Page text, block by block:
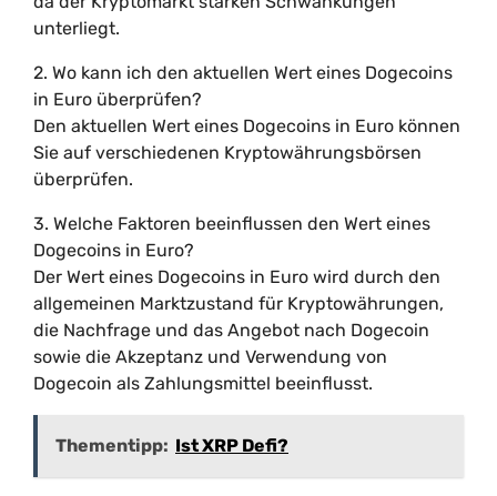
unterliegt.
2. Wo kann ich den aktuellen Wert eines Dogecoins
in Euro überprüfen?
Den aktuellen Wert eines Dogecoins in Euro können
Sie auf verschiedenen Kryptowährungsbörsen
überprüfen.
3. Welche Faktoren beeinflussen den Wert eines
Dogecoins in Euro?
Der Wert eines Dogecoins in Euro wird durch den
allgemeinen Marktzustand für Kryptowährungen,
die Nachfrage und das Angebot nach Dogecoin
sowie die Akzeptanz und Verwendung von
Dogecoin als Zahlungsmittel beeinflusst.
Thementipp: Ist XRP Defi?